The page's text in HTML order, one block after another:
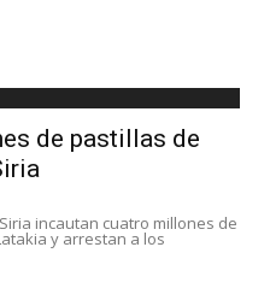
de pastillas de
incautan cuatro millones de
y arrestan a los